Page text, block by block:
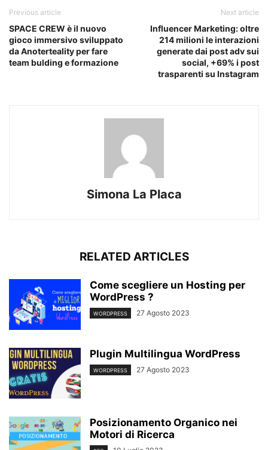
Previous article
SPACE CREW è il nuovo
gioco immersivo sviluppato
da Anoterteality per fare
team bulding e formazione
Next article
Influencer Marketing: oltre
214 milioni le interazioni
generate dai post adv sui
social, +69% i post
trasparenti su Instagram
Simona La Placa
RELATED ARTICLES
Come scegliere un Hosting per
WordPress ?
WORDPRESS 27 Agosto 2023
Plugin Multilingua WordPress
WORDPRESS 27 Agosto 2023
Posizionamento Organico nei
Motori di Ricerca